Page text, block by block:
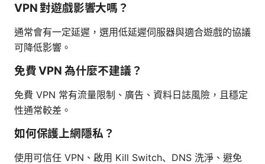
VPN 對遊戲影響大嗎？
通常會有一定延遲，選用低延遲伺服器與適合遊戲的協議
可降低影響。
免費 VPN 為什麼不建議？
免費 VPN 常有流量限制、廣告、資料日誌風險，且穩定
性通常較差。
如何保護上網隱私？
使用可信任 VPN、啟用 Kill Switch、DNS 洗淨、避免